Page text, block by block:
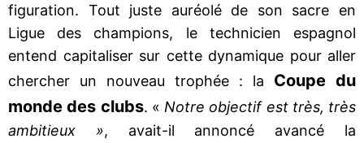
figuration. Tout juste auréolé de son sacre en
Ligue des champions, le technicien espagnol
entend capitaliser sur cette dynamique pour aller
chercher un nouveau trophée : la Coupe du
monde des clubs. « Notre objectif est très, très
ambitieux », avait-il annoncé avancé la